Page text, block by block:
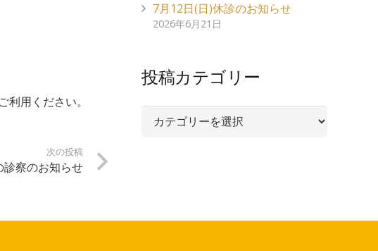
利用ください。
次の投稿
診察のお知らせ
7月12日(日)休診のお知らせ
2026年6月21日
投稿カテゴリー